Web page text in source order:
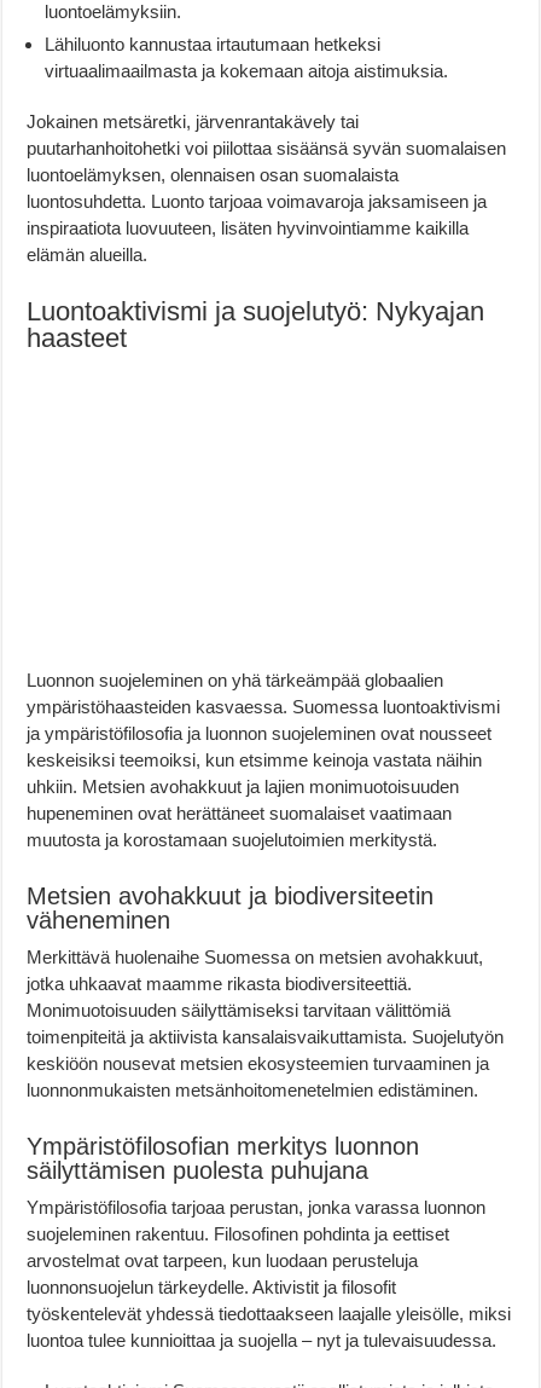
luontoelämyksiin.
Lähiluonto kannustaa irtautumaan hetkeksi
virtuaalimaailmasta ja kokemaan aitoja aistimuksia.
Jokainen metsäretki, järvenrantakävely tai
puutarhanhoitohetki voi piilottaa sisäänsä syvän suomalaisen
luontoelämyksen, olennaisen osan suomalaista
luontosuhdetta. Luonto tarjoaa voimavaroja jaksamiseen ja
inspiraatiota luovuuteen, lisäten hyvinvointiamme kaikilla
elämän alueilla.
Luontoaktivismi ja suojelutyö: Nykyajan
haasteet
Luonnon suojeleminen on yhä tärkeämpää globaalien
ympäristöhaasteiden kasvaessa. Suomessa luontoaktivismi
ja ympäristöfilosofia ja luonnon suojeleminen ovat nousseet
keskeisiksi teemoiksi, kun etsimme keinoja vastata näihin
uhkiin. Metsien avohakkuut ja lajien monimuotoisuuden
hupeneminen ovat herättäneet suomalaiset vaatimaan
muutosta ja korostamaan suojelutoimien merkitystä.
Metsien avohakkuut ja biodiversiteetin
väheneminen
Merkittävä huolenaihe Suomessa on metsien avohakkuut,
jotka uhkaavat maamme rikasta biodiversiteettiä.
Monimuotoisuuden säilyttämiseksi tarvitaan välittömiä
toimenpiteitä ja aktiivista kansalaisvaikuttamista. Suojelutyön
keskiöön nousevat metsien ekosysteemien turvaaminen ja
luonnonmukaisten metsänhoitomenetelmien edistäminen.
Ympäristöfilosofian merkitys luonnon
säilyttämisen puolesta puhujana
Ympäristöfilosofia tarjoaa perustan, jonka varassa luonnon
suojeleminen rakentuu. Filosofinen pohdinta ja eettiset
arvostelmat ovat tarpeen, kun luodaan perusteluja
luonnonsuojelun tärkeydelle. Aktivistit ja filosofit
työskentelevät yhdessä tiedottaakseen laajalle yleisölle, miksi
luontoa tulee kunnioittaa ja suojella – nyt ja tulevaisuudessa.